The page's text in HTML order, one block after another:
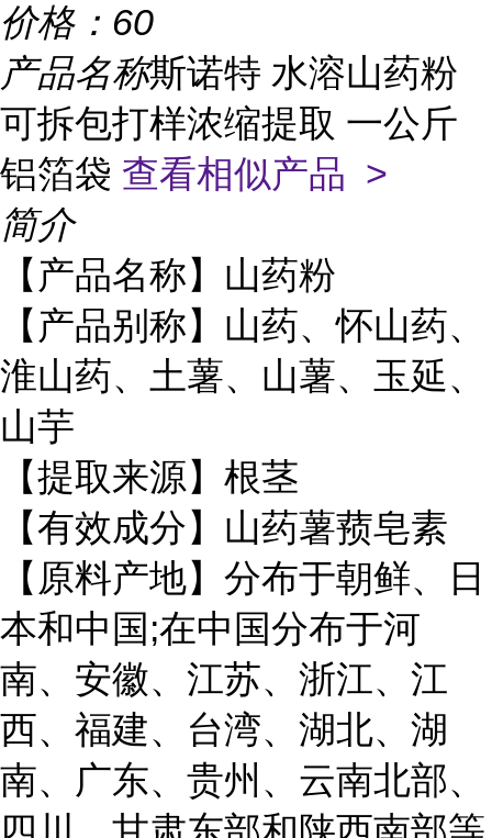
价格： 60
产品名称斯诺特 水溶山药粉
可拆包打样浓缩提取 一公斤
铝箔袋 查看相似产品 >
简介
【产品名称】山药粉
【产品别称】山药、怀山药、
淮山药、土薯、山薯、玉延、
山芋
【提取来源】根茎
【有效成分】山药薯蓣皂素
【原料产地】分布于朝鲜、日
本和中国;在中国分布于河
南、安徽、江苏、浙江、江
西、福建、台湾、湖北、湖
南、广东、贵州、云南北部、